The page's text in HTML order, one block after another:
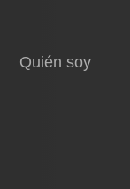
Quién soy